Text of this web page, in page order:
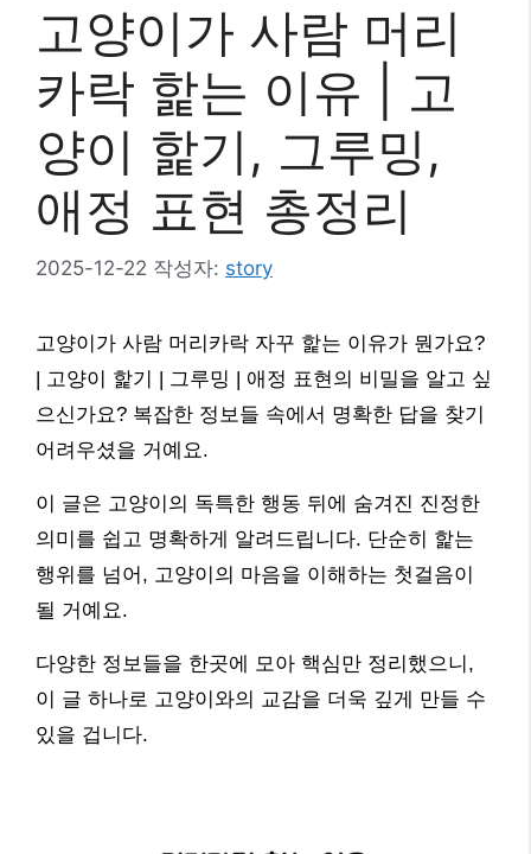
고양이가 사람 머리
카락 핥는 이유 | 고
양이 핥기, 그루밍,
애정 표현 총정리
2025-12-22 작성자: story
고양이가 사람 머리카락 자꾸 핥는 이유가 뭔가요?
| 고양이 핥기 | 그루밍 | 애정 표현의 비밀을 알고 싶
으신가요? 복잡한 정보들 속에서 명확한 답을 찾기
어려우셨을 거예요.
이 글은 고양이의 독특한 행동 뒤에 숨겨진 진정한
의미를 쉽고 명확하게 알려드립니다. 단순히 핥는
행위를 넘어, 고양이의 마음을 이해하는 첫걸음이
될 거예요.
다양한 정보들을 한곳에 모아 핵심만 정리했으니,
이 글 하나로 고양이와의 교감을 더욱 깊게 만들 수
있을 겁니다.